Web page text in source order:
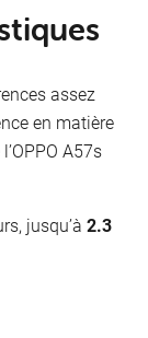
assez
en matière
A57s
jusqu’à 2.3